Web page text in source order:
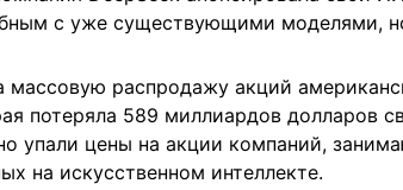
с уже существующими моделями,
массовую распродажу акций
потеряла 589 миллиардов долларов
упали цены на акции компаний,
на искусственном интеллекте.